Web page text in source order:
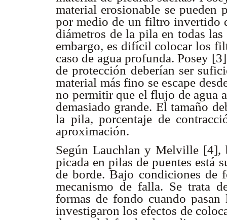
material erosionable se pueden
por medio de un filtro invertido
diámetros de la pila en todas
embargo, es difícil colocar los
caso de agua profunda. Posey
de protección deberían ser
material más fino se escape
no permitir que el flujo de agua
demasiado grande. El tamaño
la pila, porcentaje de
aproximación.
Según Lauchlan y Melville [4],
picada en pilas de puentes está
de borde. Bajo condiciones de
mecanismo de falla. Se trata
formas de fondo cuando
investigaron los efectos de